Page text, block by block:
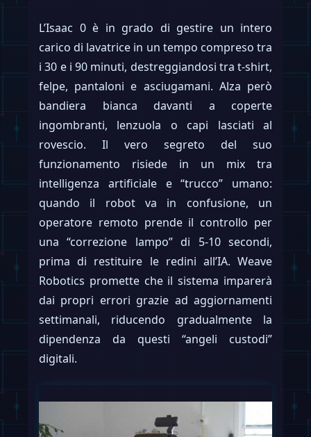
L’Isaac 0 è in grado di gestire un intero
carico di lavatrice in un tempo compreso tra
i 30 e i 90 minuti, destreggiandosi tra t-shirt,
felpe, pantaloni e asciugamani. Alza però
bandiera bianca davanti a coperte
ingombranti, lenzuola o capi lasciati al
rovescio. Il vero segreto del suo
funzionamento risiede in un mix tra
intelligenza artificiale e “trucco” umano:
quando il robot va in confusione, un
operatore remoto prende il controllo per
una “correzione lampo” di 5-10 secondi,
prima di restituire le redini all’IA. Weave
Robotics promette che il sistema imparerà
dai propri errori grazie ad aggiornamenti
settimanali, riducendo gradualmente la
dipendenza da questi “angeli custodi”
digitali.